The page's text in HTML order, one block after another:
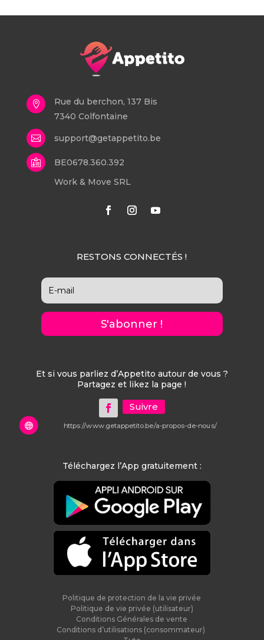

Rue du berchon, 137 Bis
7340 Colfontaine
 support@getappetito.be

BE0678.360.392
Work & Move SRL
RESTONS CONNECTÉS !
S'abonner !
Et si vous parliez d’Appetito autour de vous ?
Partagez et likez la page !
Suivre
 https://www.getappetito.be/a-propos-de-nous/
Téléchargez l’App gratuitement :
Politique de protection de la vie privée
Politique de vie privée (utilisateur)
Conditions Générales de vente
Conditions d’utilisations (consommateur)